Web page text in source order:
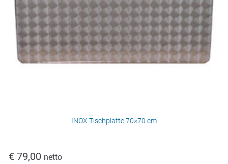
INOX Tischplatte 70×70 cm
€ 79,00 netto